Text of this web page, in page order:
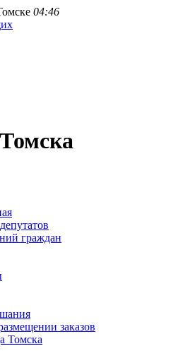
04:46
граждан
заказов
Томска